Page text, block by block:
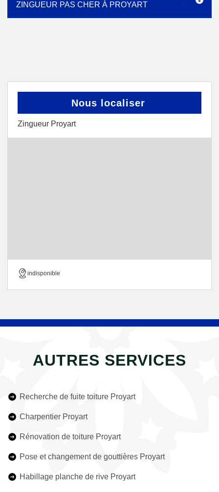
ZINGUEUR PAS CHER À PROYART
Nous localiser
Zingueur Proyart
indisponible
AUTRES SERVICES
Recherche de fuite toiture Proyart
Charpentier Proyart
Rénovation de toiture Proyart
Pose et changement de gouttières Proyart
Habillage planche de rive Proyart